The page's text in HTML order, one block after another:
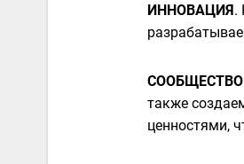
ИННОВАЦИЯ.
СООБЩЕСТВО
также
ценностями,